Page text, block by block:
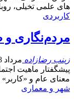
های علمی تخیلی،
کاربردی
مردم‌نگاری
زینب رضازاده مرداد 18, 1400
پیشگفتار ماهیت
معنای عام و
شهر و معماری